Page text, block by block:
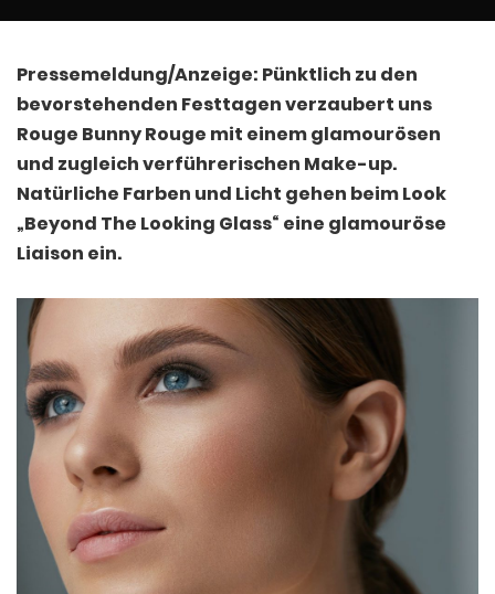
Pressemeldung/Anzeige: Pünktlich zu den
bevorstehenden Festtagen verzaubert uns
Rouge Bunny Rouge mit einem glamourösen
und zugleich verführerischen Make-up.
Natürliche Farben und Licht gehen beim Look
„Beyond The Looking Glass“ eine glamouröse
Liaison ein.